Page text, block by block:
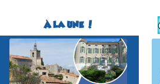
À LA UNE !
Festival BD
(1ére édition)
SOLLIES-VILLE
(Var - France)